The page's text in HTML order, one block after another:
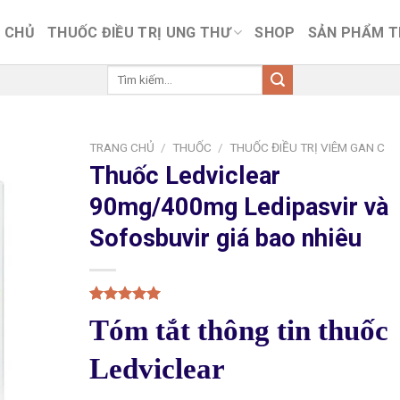
CHỦ THUỐC ĐIỀU TRỊ UNG THƯ SHOP SẢN PHẨM
Tìm
TRANG CHỦ / THUỐC / THUỐC ĐIỀU TRỊ VIÊM GAN C
Thuốc Ledviclear
90mg/400mg Ledipasvir và
Sofosbuvir giá bao nhiêu
dựa trên
đánh giá
Tóm tắt thông tin thuốc
Ledviclear